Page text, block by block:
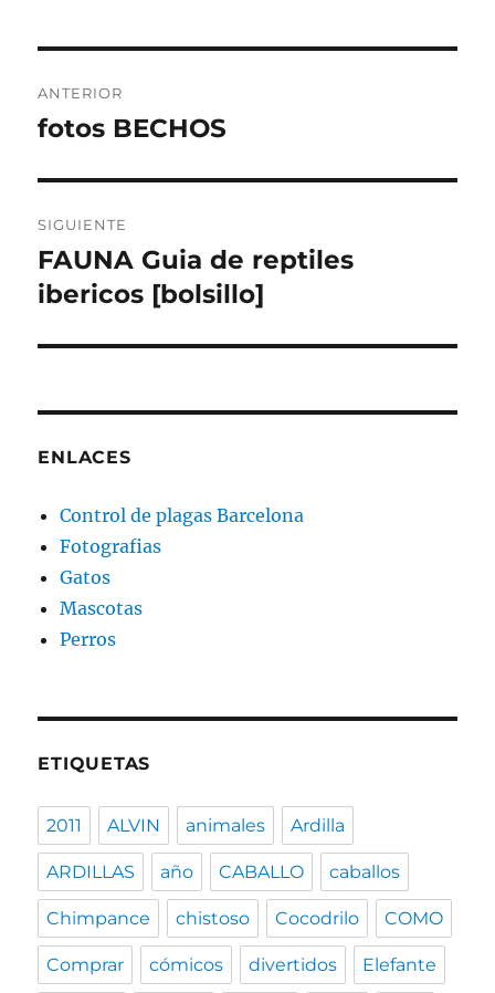
de
ANTERIOR
Entrada
fotos BECHOS
SIGUIENTE
Entrada
siguiente:
FAUNA Guia de reptiles
ibericos [bolsillo]
ENLACES
Control de plagas Barcelona
Fotografias
Gatos
Mascotas
Perros
ETIQUETAS
2011 ALVIN animales Ardilla
ARDILLAS año CABALLO caballos
Chimpance chistoso Cocodrilo COMO
Comprar cómicos divertidos Elefante